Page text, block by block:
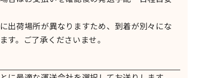
出荷場所が異なりますため、到着が別々にな
す。ご了承くださいませ。